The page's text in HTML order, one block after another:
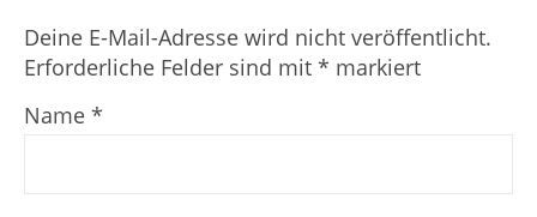
Deine E-Mail-Adresse wird nicht veröffentlicht.
Erforderliche Felder sind mit * markiert
Name *